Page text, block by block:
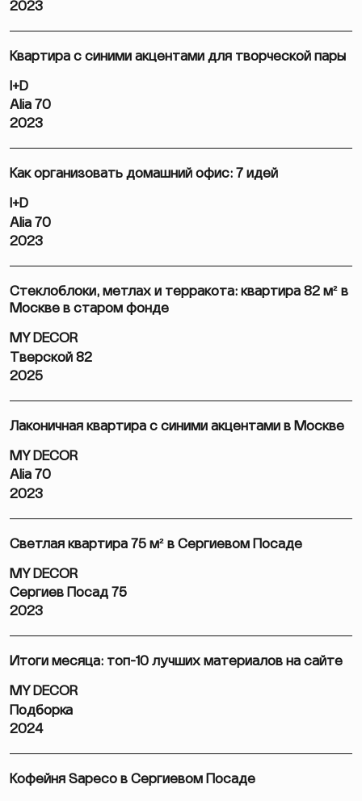
2023
Квартира с синими акцентами для творческой пары
I+D
Alia 70
2023
Как организовать домашний офис: 7 идей
I+D
Alia 70
2023
Стеклоблоки, метлах и терракота: квартира 82 м² в
Москве в старом фонде
MY DECOR
Тверской 82
2025
Лаконичная квартира с синими акцентами в Москве
MY DECOR
Alia 70
2023
Светлая квартира 75 м² в Сергиевом Посаде
MY DECOR
Сергиев Посад 75
2023
Итоги месяца: топ-10 лучших материалов на сайте
MY DECOR
Подборка
2024
Кофейня Sapeco в Сергиевом Посаде